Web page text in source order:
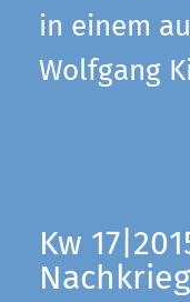
in einem
Wolfgang
Kw